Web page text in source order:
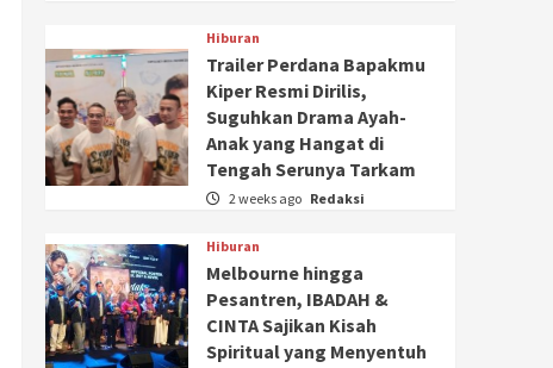
Hiburan
Trailer Perdana Bapakmu
Kiper Resmi Dirilis,
Suguhkan Drama Ayah-
Anak yang Hangat di
Tengah Serunya Tarkam
2 weeks ago Redaksi
Hiburan
Melbourne hingga
Pesantren, IBADAH &
CINTA Sajikan Kisah
Spiritual yang Menyentuh